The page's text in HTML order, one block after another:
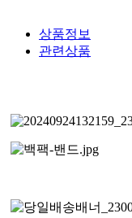
상품정보
관련상품